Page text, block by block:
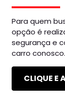
Para quem
opção é
segurança e
carro conosco.
CLIQUE E